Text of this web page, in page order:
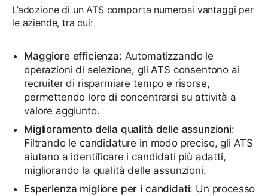
L’adozione di un ATS comporta numerosi vantaggi per
le aziende, tra cui:
Maggiore efficienza: Automatizzando le
operazioni di selezione, gli ATS consentono ai
recruiter di risparmiare tempo e risorse,
permettendo loro di concentrarsi su attività a
valore aggiunto.
Miglioramento della qualità delle assunzioni:
Filtrando le candidature in modo preciso, gli ATS
aiutano a identificare i candidati più adatti,
migliorando la qualità delle assunzioni.
Esperienza migliore per i candidati: Un processo